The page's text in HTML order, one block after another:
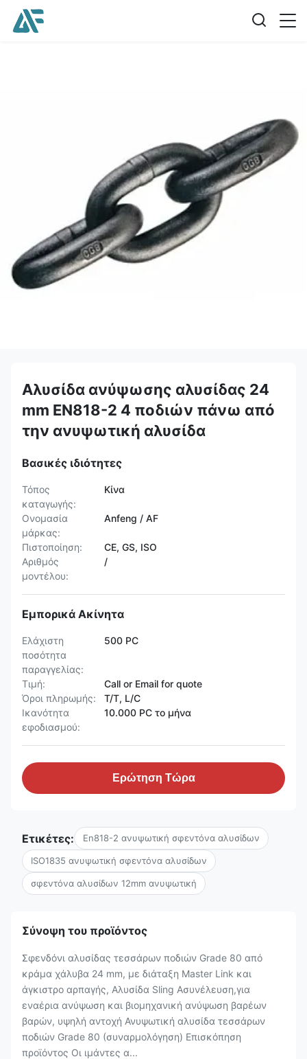
Αλυσίδα ανύψωσης αλυσίδας 24
mm EN818-2 4 ποδιών πάνω από
την ανυψωτική αλυσίδα
Βασικές ιδιότητες
Τόπος
καταγωγής:
Κίνα
Ονομασία
μάρκας:
Anfeng / AF
Πιστοποίηση:
CE, GS, ISO
Αριθμός
μοντέλου:
/
Εμπορικά Ακίνητα
Ελάχιστη
ποσότητα
παραγγελίας:
500 PC
Τιμή:
Call or Email for quote
Όροι πληρωμής:
T/T, L/C
Ικανότητα
εφοδιασμού:
10.000 PC το μήνα
Ερώτηση Τώρα
Ετικέτες: En818-2 ανυψωτική σφεντόνα αλυσίδων
ISO1835 ανυψωτική σφεντόνα αλυσίδων
σφεντόνα αλυσίδων 12mm ανυψωτική
Σύνοψη του προϊόντος
Σφενδόνι αλυσίδας τεσσάρων ποδιών Grade 80 από
κράμα χάλυβα 24 mm, με διάταξη Master Link και
άγκιστρο αρπαγής, Αλυσίδα Sling Ασυνέλευση,για
εναέρια ανύψωση και βιομηχανική ανύψωση βαρέων
βαρών, υψηλή αντοχή Ανυψωτική αλυσίδα τεσσάρων
ποδιών Grade 80 (συναρμολόγηση) Επισκόπηση
προϊόντος Οι ιμάντες α...